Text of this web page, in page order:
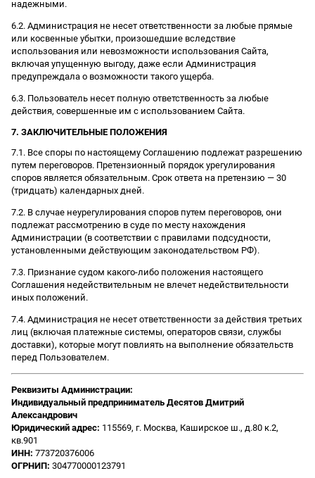
надежными.
6.2. Администрация не несет ответственности за любые прямые
или косвенные убытки, произошедшие вследствие
использования или невозможности использования Сайта,
включая упущенную выгоду, даже если Администрация
предупреждала о возможности такого ущерба.
6.3. Пользователь несет полную ответственность за любые
действия, совершенные им с использованием Сайта.
7. ЗАКЛЮЧИТЕЛЬНЫЕ ПОЛОЖЕНИЯ
7.1. Все споры по настоящему Соглашению подлежат разрешению
путем переговоров. Претензионный порядок урегулирования
споров является обязательным. Срок ответа на претензию — 30
(тридцать) календарных дней.
7.2. В случае неурегулирования споров путем переговоров, они
подлежат рассмотрению в суде по месту нахождения
Администрации (в соответствии с правилами подсудности,
установленными действующим законодательством РФ).
7.3. Признание судом какого-либо положения настоящего
Соглашения недействительным не влечет недействительности
иных положений.
7.4. Администрация не несет ответственности за действия третьих
лиц (включая платежные системы, операторов связи, службы
доставки), которые могут повлиять на выполнение обязательств
перед Пользователем.
Реквизиты Администрации:
Индивидуальный предприниматель Десятов Дмитрий
Александрович
Юридический адрес: 115569, г. Москва, Каширское ш., д.80 к.2,
кв.901
ИНН: 773720376006
ОГРНИП: 304770000123791